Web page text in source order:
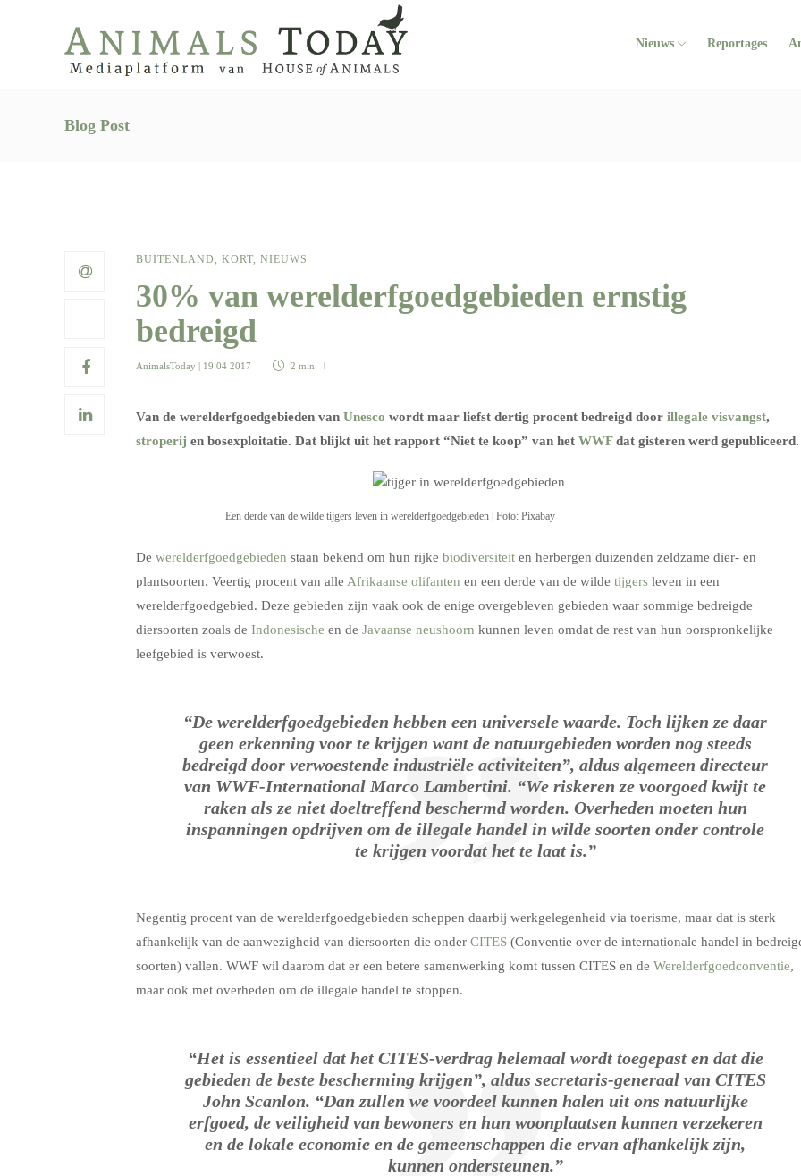
Nieuws Reportages
Blog Post
BUITENLAND, KORT, NIEUWS
30% van werelderfgoedgebieden ernstig
bedreigd
AnimalsToday | 19 04 2017 2 min
Van de werelderfgoedgebieden van Unesco wordt maar liefst dertig procent bedreigd door illegale visvangst,
stroperij en bosexploitatie. Dat blijkt uit het rapport “Niet te koop” van het WWFdat gisteren werd gepubliceerd.
Een derde van de wilde tijgers leven in werelderfgoedgebieden | Foto: Pixabay
De werelderfgoedgebieden staan bekend om hun rijke biodiversiteit en herbergen duizenden zeldzame dier- en
plantsoorten. Veertig procent van alle Afrikaanse olifanten en een derde van de wilde tijgers leven in een
werelderfgoedgebied. Deze gebieden zijn vaak ook de enige overgebleven gebieden waar sommige bedreigde
diersoorten zoals de Indonesische en de Javaanse neushoorn kunnen leven omdat de rest van hun oorspronkelijke
leefgebied is verwoest.
“De werelderfgoedgebieden hebben een universele waarde. Toch lijken ze daar
geen erkenning voor te krijgen want de natuurgebieden worden nog steeds
bedreigd door verwoestende industriële activiteiten”, aldus algemeen directeur
van WWF-International Marco Lambertini. “We riskeren ze voorgoed kwijt te
raken als ze niet doeltreffend beschermd worden. Overheden moeten hun
inspanningen opdrijven om de illegale handel in wilde soorten onder controle
te krijgen voordat het te laat is.”
Negentig procent van de werelderfgoedgebieden scheppen daarbij werkgelegenheid via toerisme, maar dat is sterk
afhankelijk van de aanwezigheid van diersoorten die onder CITES (Conventie over de internationale handel in
soorten) vallen. WWF wil daarom dat er een betere samenwerking komt tussen CITES en de Werelderfgoedconventie,
maar ook met overheden om de illegale handel te stoppen.
“Het is essentieel dat het CITES-verdrag helemaal wordt toegepast en dat die
gebieden de beste bescherming krijgen”, aldus secretaris-generaal van CITES
John Scanlon. “Dan zullen we voordeel kunnen halen uit ons natuurlijke
erfgoed, de veiligheid van bewoners en hun woonplaatsen kunnen verzekeren
en de lokale economie en de gemeenschappen die ervan afhankelijk zijn,
kunnen ondersteunen.”